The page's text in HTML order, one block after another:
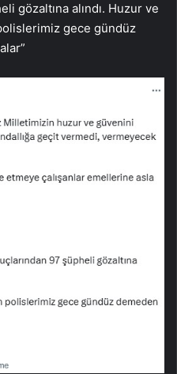
gözaltına alındı. Huzur ve
gece gündüz